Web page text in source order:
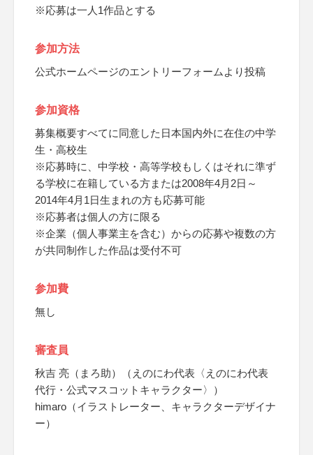
※応募は一人1作品とする
参加方法
公式ホームページのエントリーフォームより投稿
参加資格
募集概要すべてに同意した日本国内外に在住の中学
生・高校生
※応募時に、中学校・高等学校もしくはそれに準ず
る学校に在籍している方または2008年4月2日～
2014年4月1日生まれの方も応募可能
※応募者は個人の方に限る
※企業（個人事業主を含む）からの応募や複数の方
が共同制作した作品は受付不可
参加費
無し
審査員
秋吉 亮（まろ助）（えのにわ代表〈えのにわ代表
代行・公式マスコットキャラクター〉）
himaro（イラストレーター、キャラクターデザイナ
ー）